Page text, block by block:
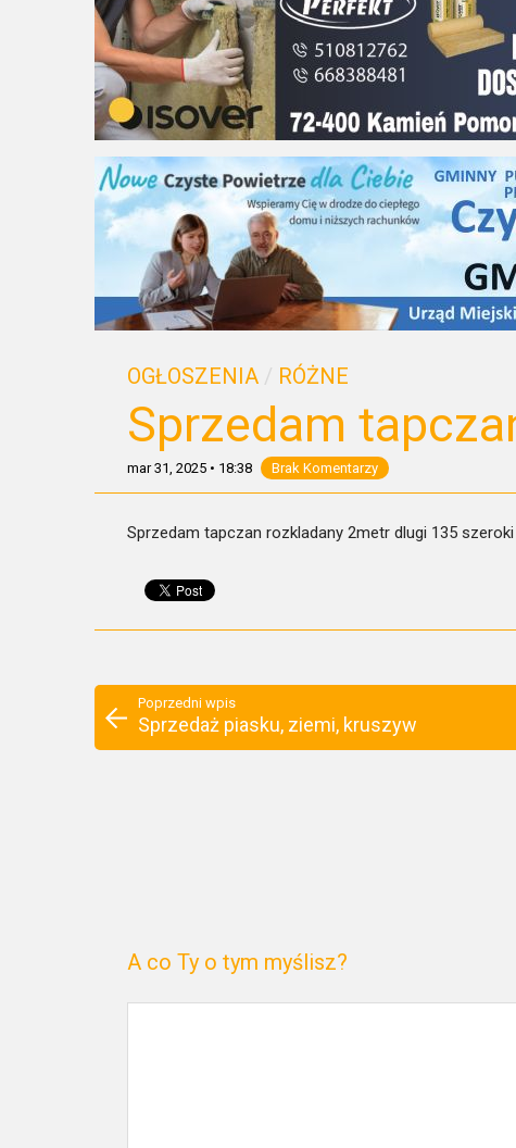
OGŁOSZENIA / RÓŻNE
Sprzedam
mar 31, 2025 • 18:38 Brak Komentarzy
Sprzedam tapczan rozkladany 2metr dlugi 135
Poprzedni wpis
Sprzedaż piasku, ziemi, kruszyw
A co Ty o tym myślisz?